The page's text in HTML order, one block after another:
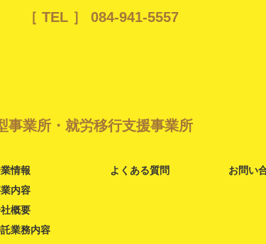
［ TEL ］ 084-941-5557
事業所・就労移行支援事業所
情報
内容
概要
業務内容
よくある質問 お問い